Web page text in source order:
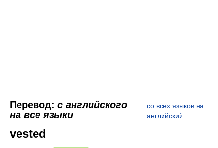
Перевод: с английского
на все языки
со всех языков на
английский
vested